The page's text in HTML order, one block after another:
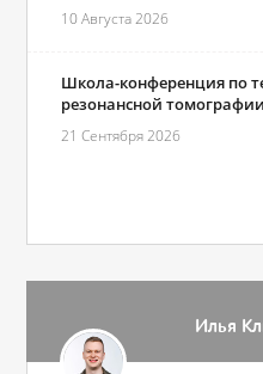
10 Августа 2026
Школа-конференция по
резонансной
21 Сентября 2026
Илья